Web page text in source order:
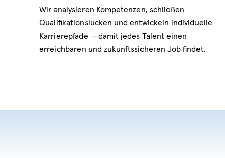
Wir analysieren Kompetenzen, schließen
Qualifikationslücken und entwickeln individuelle
Karrierepfade - damit jedes Talent einen
erreichbaren und zukunftssicheren Job findet.